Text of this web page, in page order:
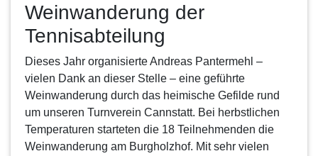
Weinwanderung der
Tennisabteilung
Dieses Jahr organisierte Andreas Pantermehl –
vielen Dank an dieser Stelle – eine geführte
Weinwanderung durch das heimische Gefilde rund
um unseren Turnverein Cannstatt. Bei herbstlichen
Temperaturen starteten die 18 Teilnehmenden die
Weinwanderung am Burgholzhof. Mit sehr vielen